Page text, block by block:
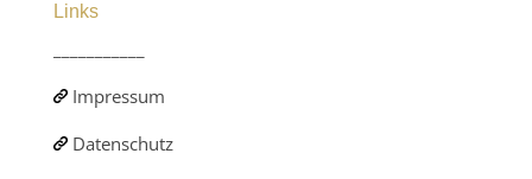
Links
Impressum
Datenschutz